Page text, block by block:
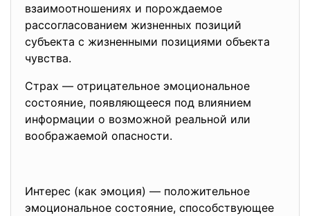
взаимоотношениях и порождаемое
рассогласованием жизненных позиций
субъекта с жизненными позициями объекта
чувства.
Страх — отрицательное эмоциональное
состояние, появляющееся под влиянием
информации о возможной реальной или
воображаемой опасности.
Интерес (как эмоция) — положительное
эмоциональное состояние, способствующее